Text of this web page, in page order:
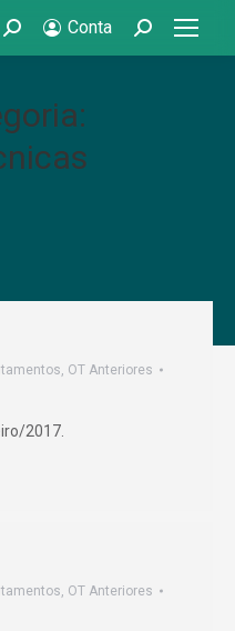
Search: Conta Search:
, OT Anteriores
2017.
, OT Anteriores